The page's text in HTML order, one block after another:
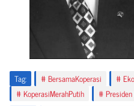
Tag: BersamaKoperasi
KoperasiMerahPutih